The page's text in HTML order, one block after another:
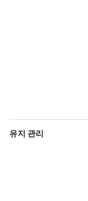
유지 관리